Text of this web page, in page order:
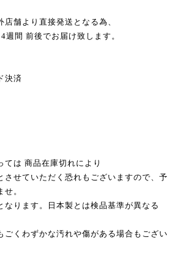
店舗より直接発送となる為、
週間 前後でお届け致します。
決済
ては 商品在庫切れにより
せていただく恐れもございますので、予
。
なります。日本製とは検品基準が異なる
くわずかな汚れや傷がある場合もござい